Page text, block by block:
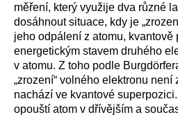
měření, který využije dva různé
dosáhnout situace, kdy je
jeho odpálení z atomu, kvantově
energetickým stavem druhého
v atomu. Z toho podle
„zrození“ volného elektronu není
nachází ve kvantové
opouští atom v dřívějším a